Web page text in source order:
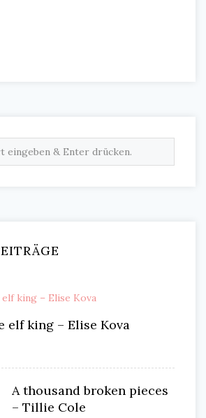
elf king – Elise Kova
A thousand broken pieces
– Tillie Cole